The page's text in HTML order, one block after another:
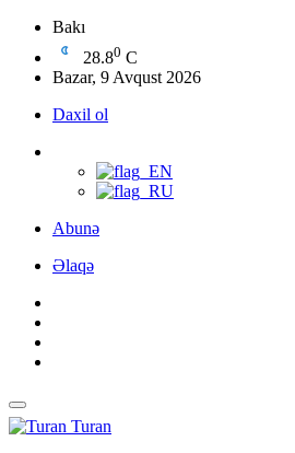
Bakı
28.80 C
Bazar, 9 Avqust 2026
Daxil ol
Abunə
Əlaqə
Turan